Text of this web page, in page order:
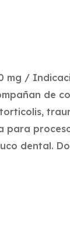
/
de
dental.